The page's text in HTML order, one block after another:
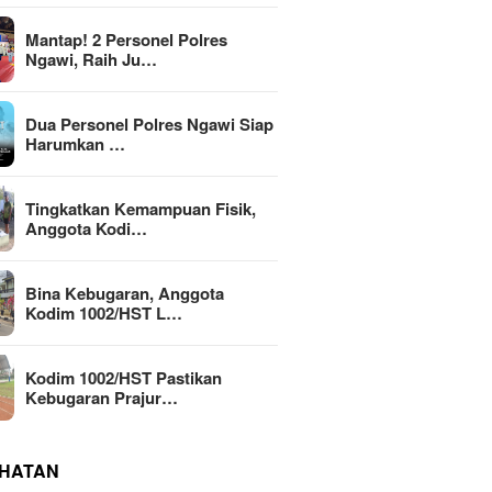
Mantap! 2 Personel Polres
Ngawi, Raih Ju…
Dua Personel Polres Ngawi Siap
Harumkan …
Tingkatkan Kemampuan Fisik,
Anggota Kodi…
Bina Kebugaran, Anggota
Kodim 1002/HST L…
Kodim 1002/HST Pastikan
Kebugaran Prajur…